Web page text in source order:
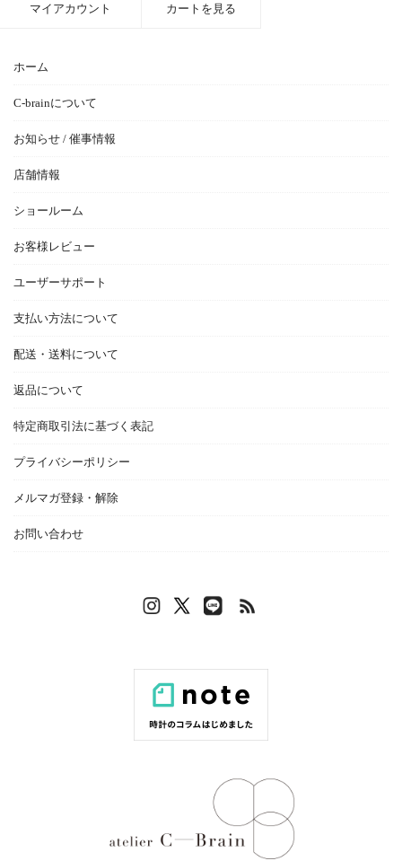
ホーム
C-brainについて
お知らせ / 催事情報
店舗情報
ショールーム
お客様レビュー
ユーザーサポート
支払い方法について
配送・送料について
返品について
特定商取引法に基づく表記
プライバシーポリシー
メルマガ登録・解除
お問い合わせ
マイアカウント カートを見る